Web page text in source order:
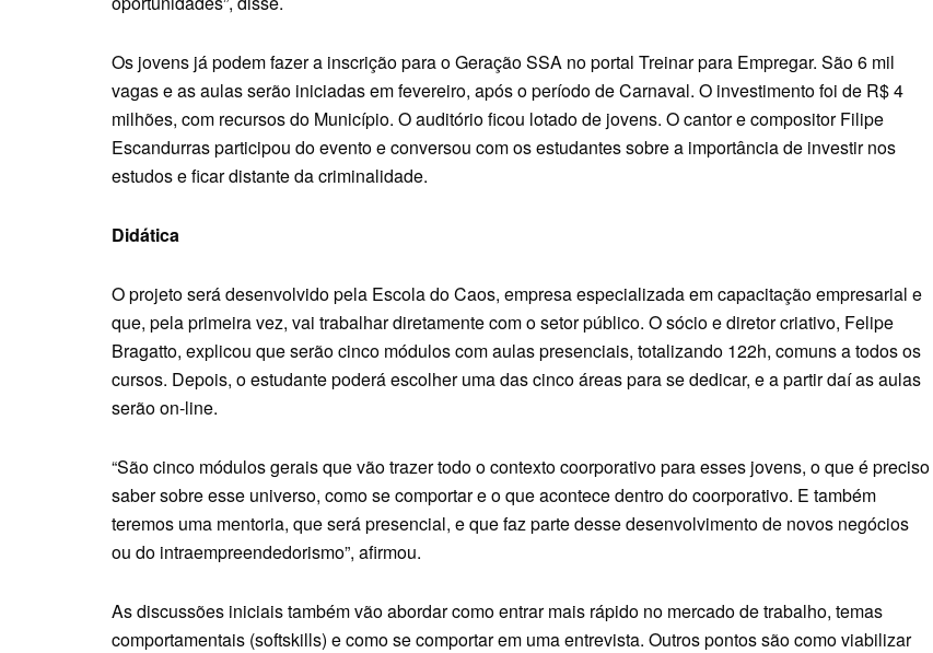
Os jovens já podem fazer a inscrição para o Geração SSA no portal Treinar para Empregar. São 6 mil
vagas e as aulas serão iniciadas em fevereiro, após o período de Carnaval. O investimento foi de R$ 4
milhões, com recursos do Município. O auditório ficou lotado de jovens. O cantor e compositor Filipe
Escandurras participou do evento e conversou com os estudantes sobre a importância de investir nos
estudos e ficar distante da criminalidade.
Didática
O projeto será desenvolvido pela Escola do Caos, empresa especializada em capacitação empresarial e
que, pela primeira vez, vai trabalhar diretamente com o setor público. O sócio e diretor criativo, Felipe
Bragatto, explicou que serão cinco módulos com aulas presenciais, totalizando 122h, comuns a todos os
cursos. Depois, o estudante poderá escolher uma das cinco áreas para se dedicar, e a partir daí as aulas
serão on-line.
“São cinco módulos gerais que vão trazer todo o contexto coorporativo para esses jovens, o que é preciso
saber sobre esse universo, como se comportar e o que acontece dentro do coorporativo. E também
teremos uma mentoria, que será presencial, e que faz parte desse desenvolvimento de novos negócios
ou do intraempreendedorismo”, afirmou.
As discussões iniciais também vão abordar como entrar mais rápido no mercado de trabalho, temas
comportamentais (softskills) e como se comportar em uma entrevista. Outros pontos são como viabilizar